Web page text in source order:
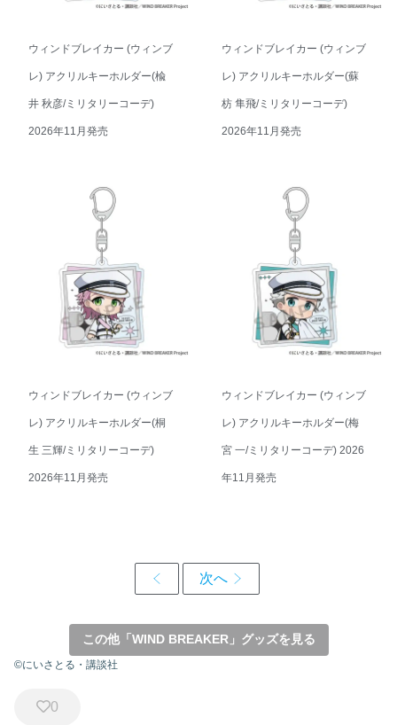
ウィンドブレイカー (ウィンブ
レ) アクリルキーホルダー(楡
井 秋彦/ミリタリーコーデ)
2026年11月発売
ウィンドブレイカー (ウィンブ
レ) アクリルキーホルダー(蘇
枋 隼飛/ミリタリーコーデ)
2026年11月発売
ウィンドブレイカー (ウィンブ
レ) アクリルキーホルダー(桐
生 三輝/ミリタリーコーデ)
2026年11月発売
ウィンドブレイカー (ウィンブ
レ) アクリルキーホルダー(梅
宮 一/ミリタリーコーデ) 2026
年11月発売
この他「WIND BREAKER」グッズを見る
©にいさとる・講談社
0